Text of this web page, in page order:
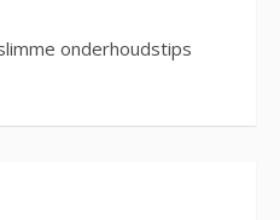
onderhoudstips